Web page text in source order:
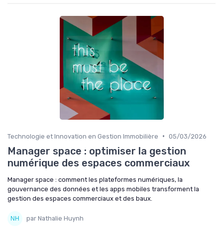
Technologie et Innovation en Gestion Immobilière • 05/03/2026
Manager space : optimiser la gestion
numérique des espaces commerciaux
Manager space : comment les plateformes numériques, la
gouvernance des données et les apps mobiles transforment la
gestion des espaces commerciaux et des baux.
par Nathalie Huynh